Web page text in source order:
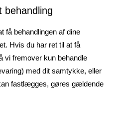
få behandlingen af dine
Hvis du har ret til at få
vi fremover kun behandle
med dit samtykke, eller
fastlægges, gøres gældende